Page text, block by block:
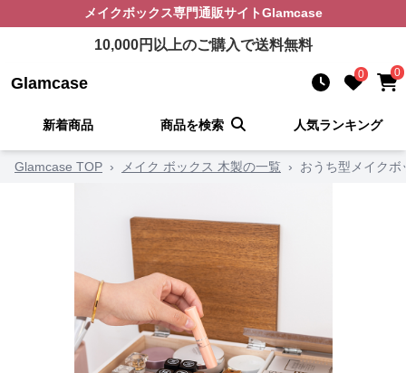
メイクボックス専門通販サイトGlamcase
10,000円以上のご購入で送料無料
Glamcase 0 0
新着商品 商品を検索 人気ランキング
Glamcase TOP › メイク ボックス 木製の一覧 › おうち型メイク